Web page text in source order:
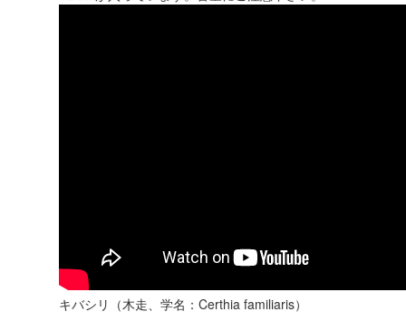
キバシリ（木走、学名：Certhia familiaris）